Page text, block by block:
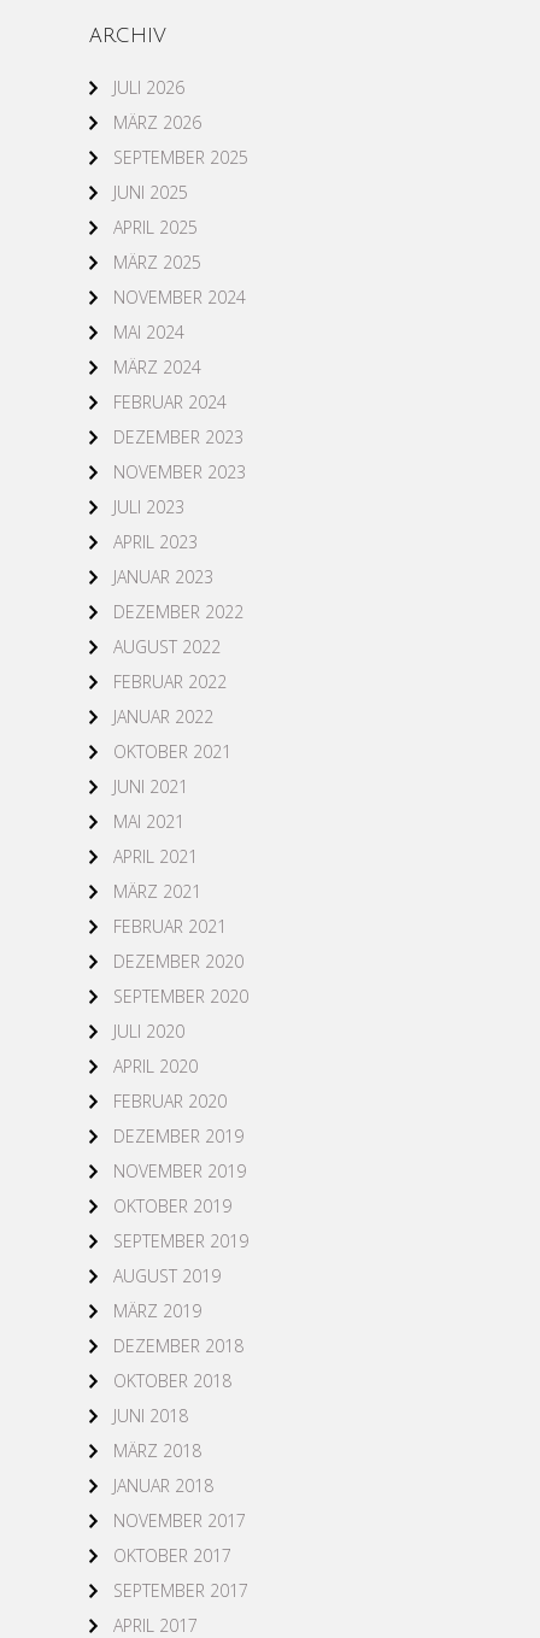
ARCHIV
JULI 2026
MÄRZ 2026
SEPTEMBER 2025
JUNI 2025
APRIL 2025
MÄRZ 2025
NOVEMBER 2024
MAI 2024
MÄRZ 2024
FEBRUAR 2024
DEZEMBER 2023
NOVEMBER 2023
JULI 2023
APRIL 2023
JANUAR 2023
DEZEMBER 2022
AUGUST 2022
FEBRUAR 2022
JANUAR 2022
OKTOBER 2021
JUNI 2021
MAI 2021
APRIL 2021
MÄRZ 2021
FEBRUAR 2021
DEZEMBER 2020
SEPTEMBER 2020
JULI 2020
APRIL 2020
FEBRUAR 2020
DEZEMBER 2019
NOVEMBER 2019
OKTOBER 2019
SEPTEMBER 2019
AUGUST 2019
MÄRZ 2019
DEZEMBER 2018
OKTOBER 2018
JUNI 2018
MÄRZ 2018
JANUAR 2018
NOVEMBER 2017
OKTOBER 2017
SEPTEMBER 2017
APRIL 2017